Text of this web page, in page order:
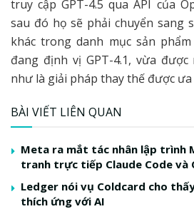
truy cập GPT-4.5 qua API của
sau đó họ sẽ phải chuyển sang
khác trong danh mục sản
đang định vị GPT-4.1, vừa
như là giải pháp thay thế được ưa
BÀI VIẾT LIÊN QUAN
Meta ra mắt tác nhân lập trình
tranh trực tiếp Claude Code và
Ledger nói vụ Coldcard cho
thích ứng với AI